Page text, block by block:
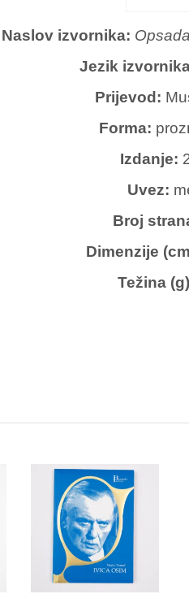
Naslov izvornika:
Jezik
Prijevod:
Forma:
Izdanje:
Uvez:
Broj
Dimenzije
Težina
DODAJTE U
KORPU